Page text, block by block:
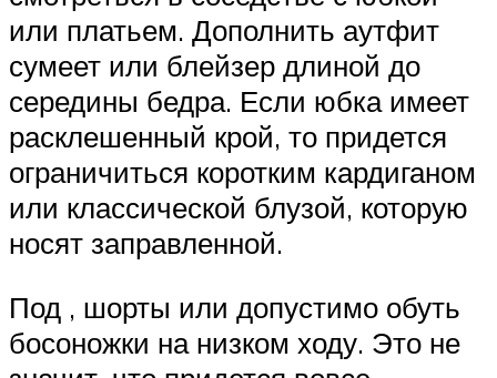
или платьем. Дополнить аутфит
сумеет или блейзер длиной до
середины бедра. Если юбка имеет
расклешенный крой, то придется
ограничиться коротким кардиганом
или классической блузой, которую
носят заправленной.
Под , шорты или допустимо обуть
босоножки на низком ходу. Это не